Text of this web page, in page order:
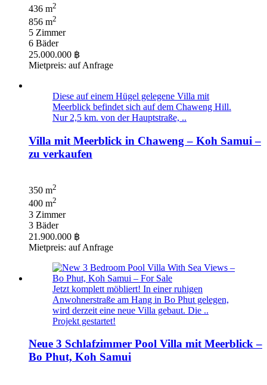
436 m2
856 m2
5 Zimmer
6 Bäder
25.000.000 ฿
Mietpreis: auf Anfrage
Diese auf einem Hügel gelegene Villa mit
Meerblick befindet sich auf dem Chaweng Hill.
Nur 2,5 km. von der Hauptstraße, ..
Villa mit Meerblick in Chaweng – Koh Samui –
zu verkaufen
350 m2
400 m2
3 Zimmer
3 Bäder
21.900.000 ฿
Mietpreis: auf Anfrage
Jetzt komplett möbliert! In einer ruhigen
Anwohnerstraße am Hang in Bo Phut gelegen,
wird derzeit eine neue Villa gebaut. Die ..
Projekt gestartet!
Neue 3 Schlafzimmer Pool Villa mit Meerblick –
Bo Phut, Koh Samui